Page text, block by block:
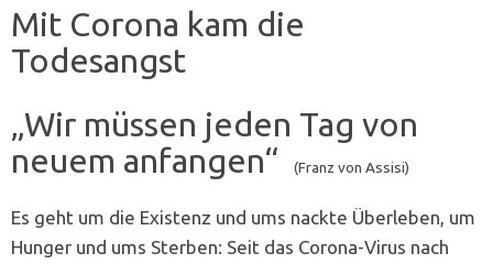
Mit Corona kam die
Todesangst
„Wir müssen jeden Tag von
neuem anfangen“
(Franz von Assisi)
Es geht um die Existenz und ums nackte Überleben, um
Hunger und ums Sterben: Seit das Corona-Virus nach